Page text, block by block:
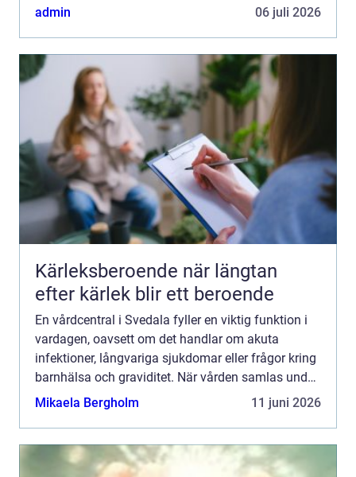
ett tak blir vägen mellan olika mottagningar
admin 06 juli 2026
Kärleksberoende när längtan
efter kärlek blir ett beroende
En vårdcentral i Svedala fyller en viktig funktion i
vardagen, oavsett om det handlar om akuta
infektioner, långvariga sjukdomar eller frågor kring
barnhälsa och graviditet. När vården samlas under
ett tak blir vägen mellan olika mottagningar
Mikaela Bergholm 11 juni 2026